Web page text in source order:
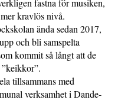
kravlös nivå.
ända sedan 2017,
och bli samspelta
kommit så långt att de
tillsammans med
verksamhet i Dande­­